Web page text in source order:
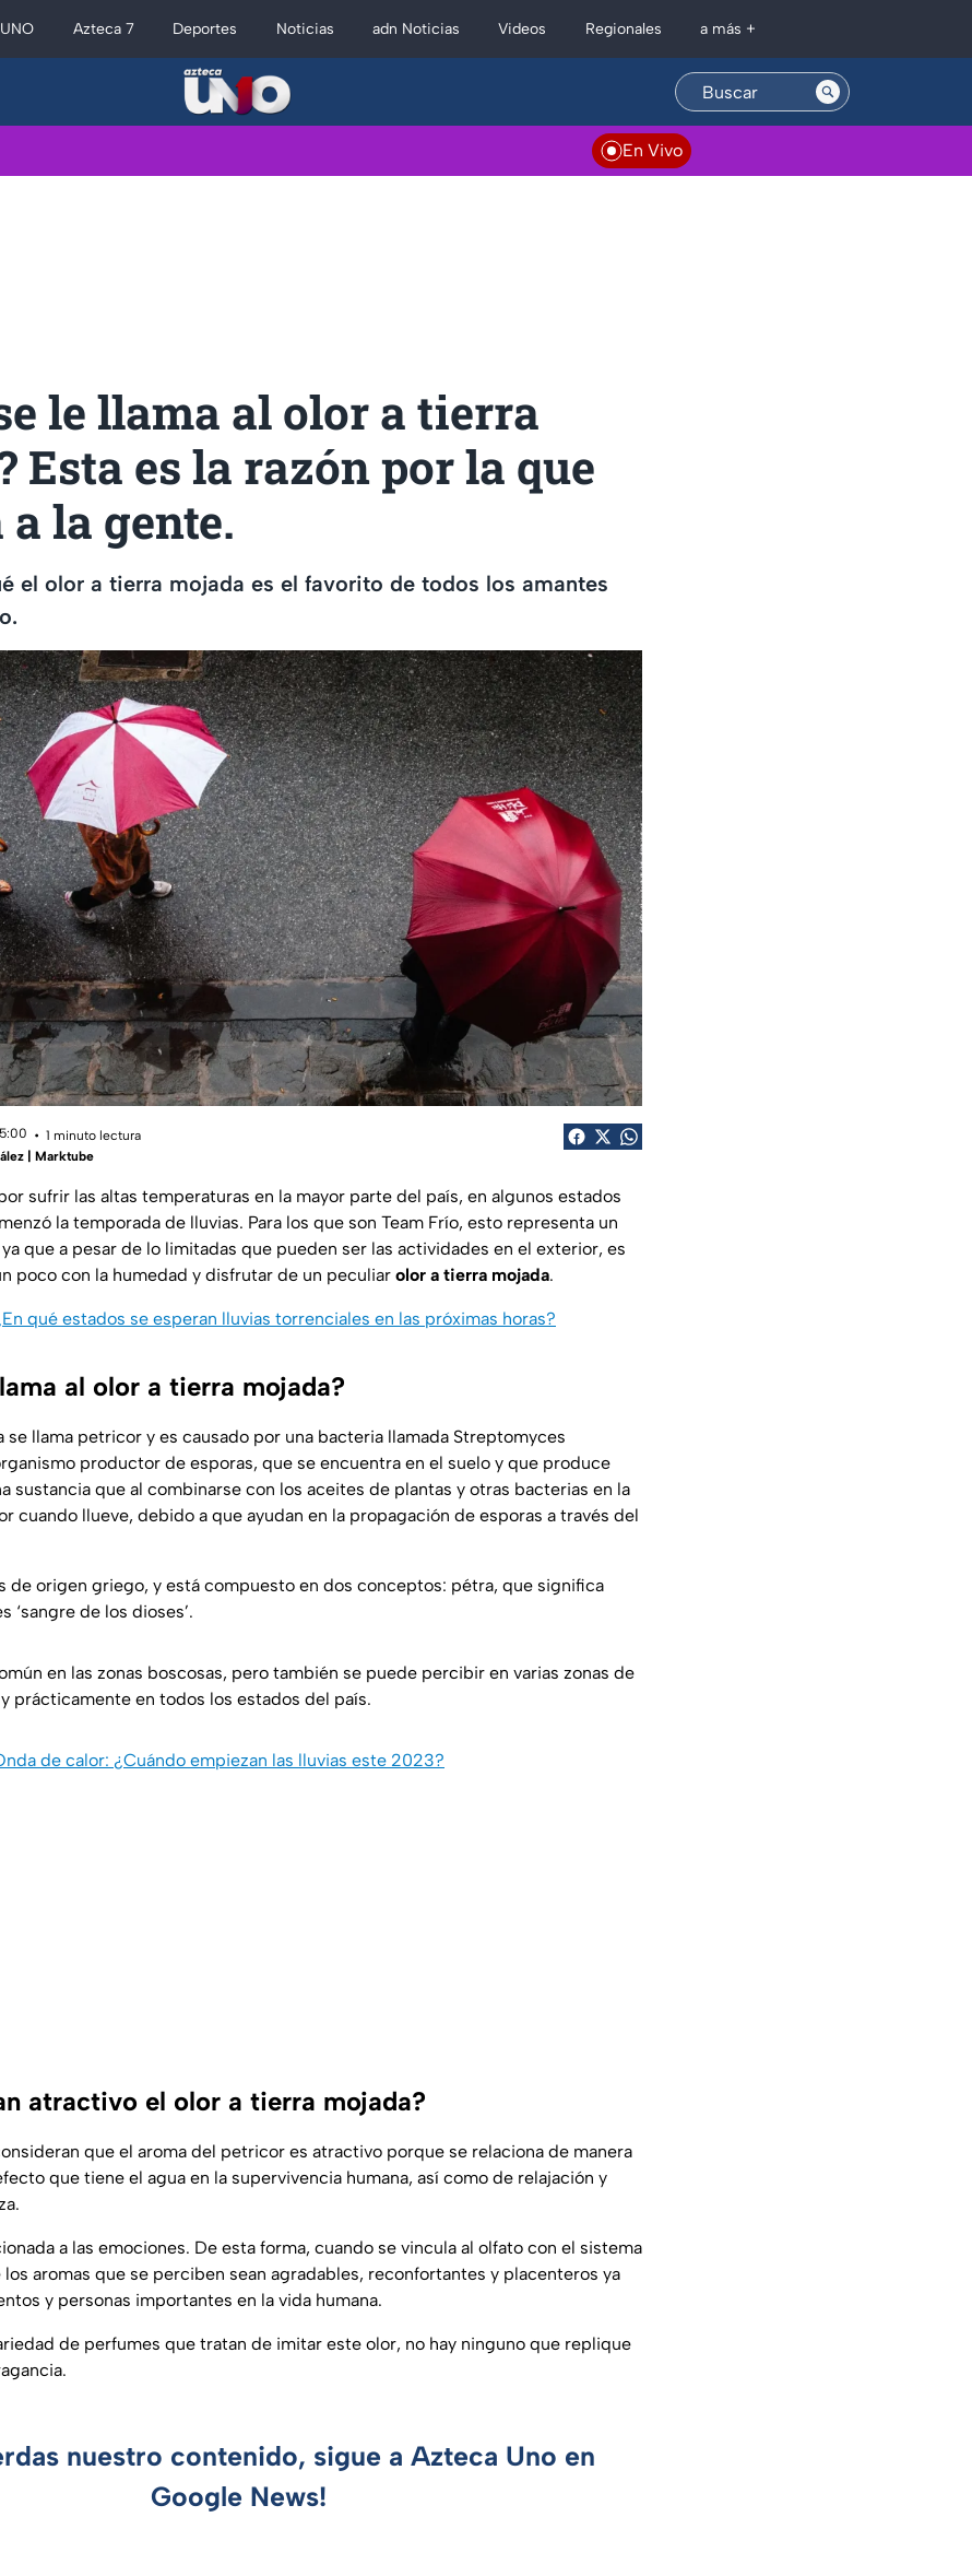
Azteca 7 Deportes Noticias adn Noticias Videos Regionales a más +
En Vivo
le llama al olor a tierra
Esta es la razón por la que
la gente.
el olor a tierra mojada es el favorito de todos los amantes
1 minuto lectura
| Marktube
sufrir las altas temperaturas en la mayor parte del país, en algunos estados
la temporada de lluvias. Para los que son Team Frío, esto representa un
que a pesar de lo limitadas que pueden ser las actividades en el exterior, es
poco con la humedad y disfrutar de un peculiar olor a tierra mojada.
qué estados se esperan lluvias torrenciales en las próximas horas?
al olor a tierra mojada?
se llama petricor y es causado por una bacteria llamada Streptomyces
productor de esporas, que se encuentra en el suelo y que produce
sustancia que al combinarse con los aceites de plantas y otras bacterias en la
cuando llueve, debido a que ayudan en la propagación de esporas a través del
de origen griego, y está compuesto en dos conceptos: pétra, que significa
‘sangre de los dioses’.
en las zonas boscosas, pero también se puede percibir en varias zonas de
prácticamente en todos los estados del país.
de calor: ¿Cuándo empiezan las lluvias este 2023?
atractivo el olor a tierra mojada?
que el aroma del petricor es atractivo porque se relaciona de manera
que tiene el agua en la supervivencia humana, así como de relajación y
a las emociones. De esta forma, cuando se vincula al olfato con el sistema
aromas que se perciben sean agradables, reconfortantes y placenteros ya
y personas importantes en la vida humana.
de perfumes que tratan de imitar este olor, no hay ninguno que replique
nuestro contenido, sigue a Azteca Uno en
Google News!